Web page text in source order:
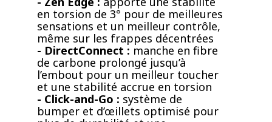
en torsion de 3° pour de meilleures
sensations et un meilleur contrôle,
même sur les frappes décentrées
- DirectConnect : manche en fibre
de carbone prolongé jusqu’à
l’embout pour un meilleur toucher
et une stabilité accrue en torsion
- Click-and-Go : système de
bumper et d’œillets optimisé pour